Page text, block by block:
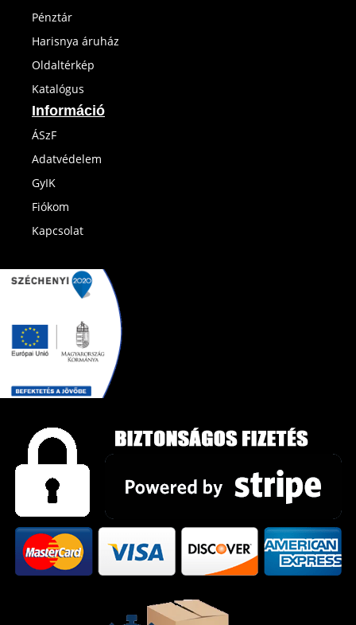
Pénztár
Harisnya áruház
Oldaltérkép
Katalógus
Információ
ÁSzF
Adatvédelem
GyIK
Fiókom
Kapcsolat